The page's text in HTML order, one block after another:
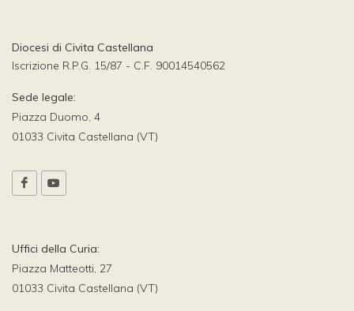
Diocesi di Civita Castellana
Iscrizione R.P.G. 15/87 - C.F. 90014540562
Sede legale:
Piazza Duomo, 4
01033 Civita Castellana (VT)
Uffici della Curia:
Piazza Matteotti, 27
01033 Civita Castellana (VT)